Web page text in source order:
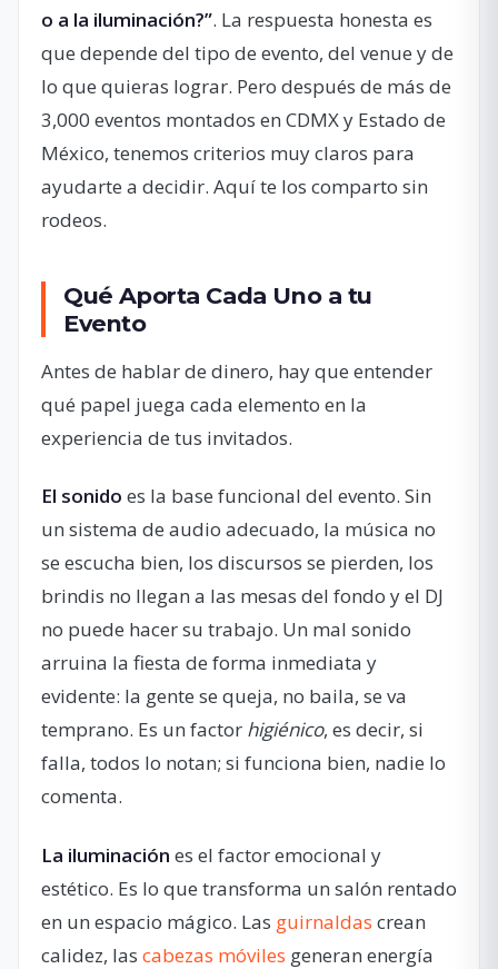
o a la iluminación?”. La respuesta honesta es
que depende del tipo de evento, del venue y de
lo que quieras lograr. Pero después de más de
3,000 eventos montados en CDMX y Estado de
México, tenemos criterios muy claros para
ayudarte a decidir. Aquí te los comparto sin
rodeos.
Qué Aporta Cada Uno a tu
Evento
Antes de hablar de dinero, hay que entender
qué papel juega cada elemento en la
experiencia de tus invitados.
El sonido es la base funcional del evento. Sin
un sistema de audio adecuado, la música no
se escucha bien, los discursos se pierden, los
brindis no llegan a las mesas del fondo y el DJ
no puede hacer su trabajo. Un mal sonido
arruina la fiesta de forma inmediata y
evidente: la gente se queja, no baila, se va
temprano. Es un factor higiénico, es decir, si
falla, todos lo notan; si funciona bien, nadie lo
comenta.
La iluminación es el factor emocional y
estético. Es lo que transforma un salón rentado
en un espacio mágico. Las guirnaldas crean
calidez, las cabezas móviles generan energía